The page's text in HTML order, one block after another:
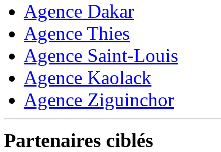
Agence Dakar
Agence Thies
Agence Saint-Louis
Agence Kaolack
Agence Ziguinchor
Partenaires ciblés